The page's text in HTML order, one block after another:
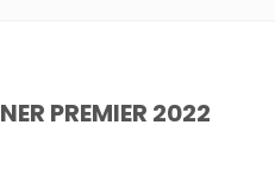
PREMIER 2022